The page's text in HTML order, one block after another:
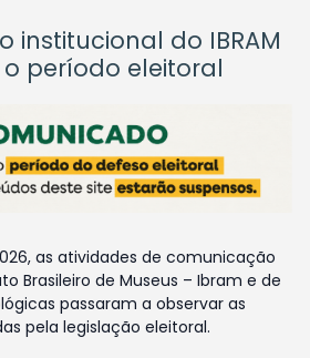
institucional do IBRAM
período eleitoral
as atividades de comunicação
Brasileiro de Museus – Ibram e de
passaram a observar as
pela legislação eleitoral.